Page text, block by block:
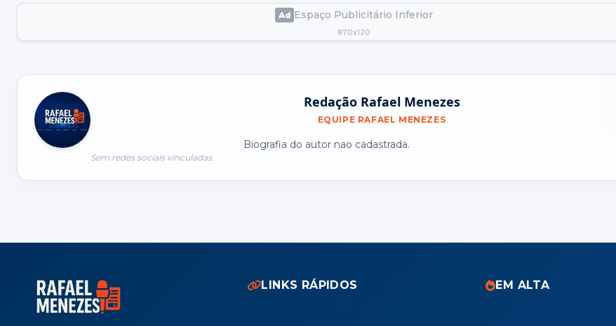
Espaço Publicitário Inferior
870x120
Redação Rafael Menezes
EQUIPE RAFAEL MENEZES
Biografia do autor nao cadastrada.
Sem redes sociais vinculadas.
LINKS RÁPIDOS
EM ALTA